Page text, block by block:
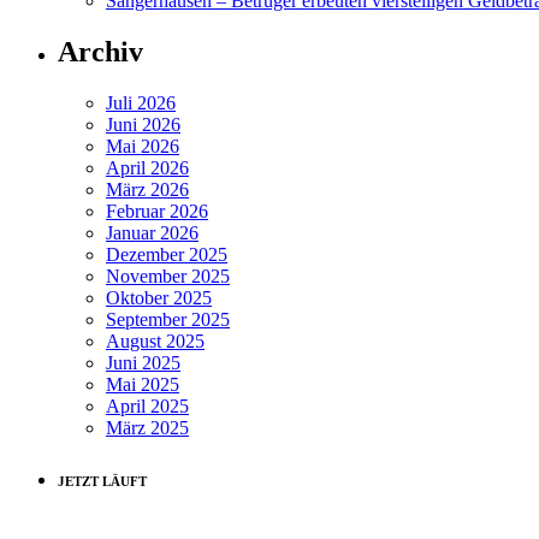
Archiv
Juli 2026
Juni 2026
Mai 2026
April 2026
März 2026
Februar 2026
Januar 2026
Dezember 2025
November 2025
Oktober 2025
September 2025
August 2025
Juni 2025
Mai 2025
April 2025
März 2025
JETZT LÄUFT